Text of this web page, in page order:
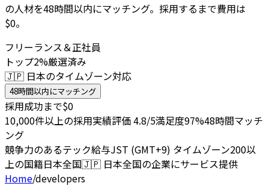
の人材を48時間以内にマッチング。採用するまで費用は
$0。
フリーランス＆正社員
トップ2%厳選済み
🇯🇵 日本のタイムゾーン対応
48時間以内にマッチング
採用成功まで$0
10,000件以上の採用実績評価 4.8/5満足度97%48時間マッチ
ング
競争力のあるテック給与JST (GMT+9) タイムゾーン200以
上の国籍日本全国🇯🇵 日本全国の企業にサービス提供
Home/developers